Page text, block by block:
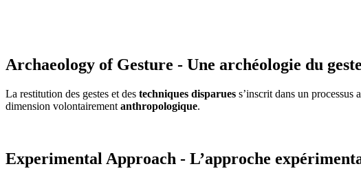
Archaeology of Gesture - Une archéologie du geste
La restitution des gestes et des techniques disparues s’inscrit dans un processus
dimension volontairement anthropologique.
Experimental Approach - L’approche